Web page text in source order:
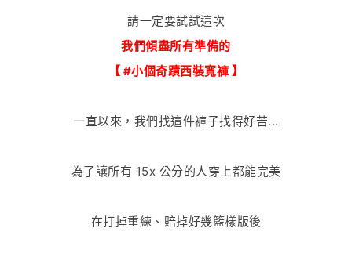
請一定要試試這次
我們傾盡所有準備的
【 #小個奇蹟西裝寬褲 】
一直以來，我們找這件褲子找得好苦...
為了讓所有 15x 公分的人穿上都能完美
在打掉重練、賠掉好幾籃樣版後